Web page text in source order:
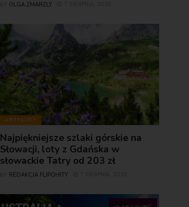
OLGA ZMARZLY
ARTYKUŁY
Najpiękniejsze szlaki górskie na
Słowacji, loty z Gdańska w
słowackie Tatry od 203 zł
REDAKCJA FLIPOHITY